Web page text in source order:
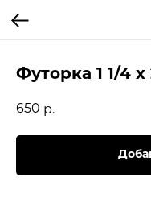
Футорка 1 1/4
650 р.